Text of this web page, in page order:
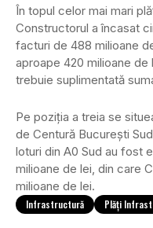
În topul celor mai mari
Constructorul a încasat
facturi de 488 milioane
aproape 420 milioane
trebuie suplimentată
Pe poziția a treia se
de Centură București
loturi din A0 Sud au fost
milioane de lei, din care
milioane de lei.
Infrastructură Plăți